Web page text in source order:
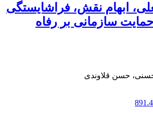
ابهام نقش، فراشایستگی
سازمانی بر رفاه
حسن قلاوندی